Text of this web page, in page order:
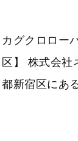
カグクロロー
区】 株式会
都新宿区にあ